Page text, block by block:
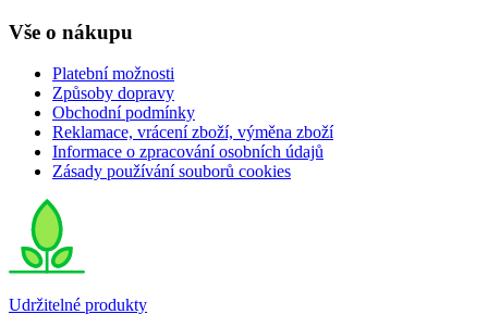
Vše o nákupu
Platební možnosti
Způsoby dopravy
Obchodní podmínky
Reklamace, vrácení zboží, výměna zboží
Informace o zpracování osobních údajů
Zásady používání souborů cookies
Udržitelné produkty